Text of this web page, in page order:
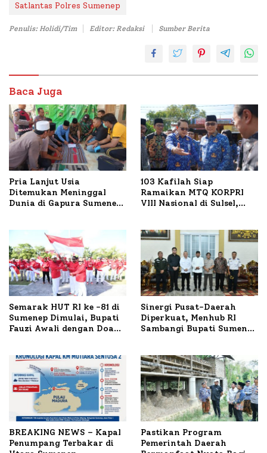
Satlantas Polres Sumenep
Penulis: Holidi/Tim Editor: Redaksi Sumber Berita
Baca Juga
Pria Lanjut Usia
Ditemukan Meninggal
Dunia di Gapura Sumenep,
103 Kafilah Siap
Ramaikan MTQ KORPRI
VIII Nasional di Sulsel,
Semarak HUT RI ke -81 di
Sumenep Dimulai, Bupati
Fauzi Awali dengan Doa
Sinergi Pusat-Daerah
Diperkuat, Menhub RI
Sambangi Bupati Sumenep
BREAKING NEWS – Kapal
Penumpang Terbakar di
Pastikan Program
Pemerintah Daerah